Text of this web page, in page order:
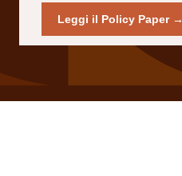
Leggi il Policy Paper →